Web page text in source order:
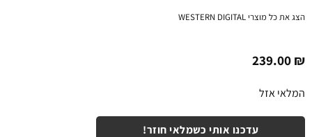
הצג את כל מוצריWESTERN DIGITAL
239.00₪
המלאי אזל
עדכנו אותי כשמלאי חוזר!